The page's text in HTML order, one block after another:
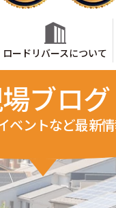
ロードリバースについて
ブログ
ベントなど最新